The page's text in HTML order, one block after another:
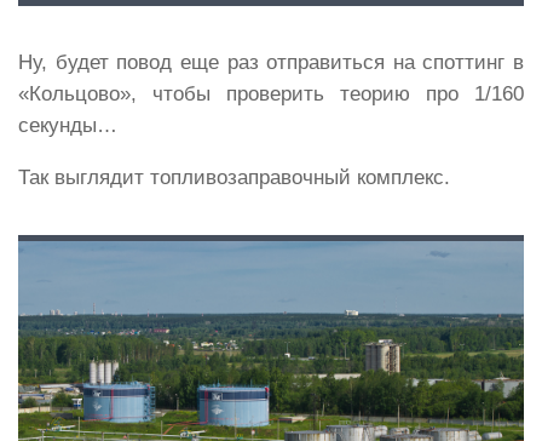
Ну, будет повод еще раз отправиться на споттинг в
«Кольцово», чтобы проверить теорию про 1/160
секунды…
Так выглядит топливозаправочный комплекс.